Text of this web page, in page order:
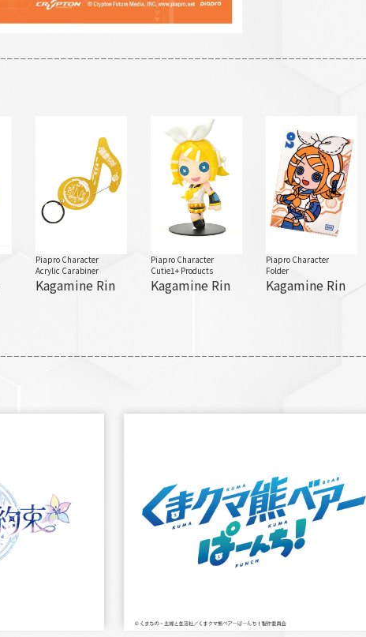
Piapro Character
Acrylic Carabiner
Kagamine Rin
Piapro Character
Cutie1+ Products
Kagamine Rin
Piapro Character
Folder
Kagamine Rin